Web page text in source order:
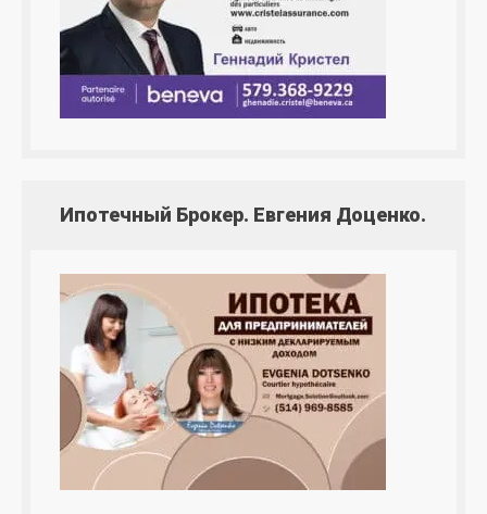
Ипотечный Брокер. Евгения Доценко.